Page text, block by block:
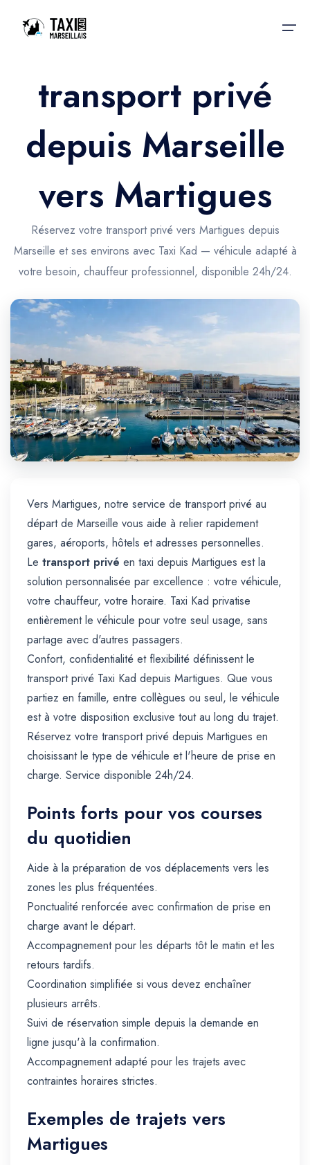
Accueil
Nos services
Nos services
Trajet Gare SNCF
Trajet Port croisière
Trajet Séminaire
Trajet Santé
Trajet Longue Distance
Taxis aéroport
Réservation
Actualités & évènements
Contactez-nous
transport privé
depuis Marseille
vers Martigues
Réservez votre transport privé vers Martigues depuis
Marseille et ses environs avec Taxi Kad — véhicule adapté à
votre besoin, chauffeur professionnel, disponible 24h/24.
Vers Martigues, notre service de transport privé au
départ de Marseille vous aide à relier rapidement
gares, aéroports, hôtels et adresses personnelles.
Le transport privé en taxi depuis Martigues est la
solution personnalisée par excellence : votre véhicule,
votre chauffeur, votre horaire. Taxi Kad privatise
entièrement le véhicule pour votre seul usage, sans
partage avec d'autres passagers.
Confort, confidentialité et flexibilité définissent le
transport privé Taxi Kad depuis Martigues. Que vous
partiez en famille, entre collègues ou seul, le véhicule
est à votre disposition exclusive tout au long du trajet.
Réservez votre transport privé depuis Martigues en
choisissant le type de véhicule et l'heure de prise en
charge. Service disponible 24h/24.
Points forts pour vos courses
du quotidien
Aide à la préparation de vos déplacements vers les
zones les plus fréquentées.
Ponctualité renforcée avec confirmation de prise en
charge avant le départ.
Accompagnement pour les départs tôt le matin et les
retours tardifs.
Coordination simplifiée si vous devez enchaîner
plusieurs arrêts.
Suivi de réservation simple depuis la demande en
ligne jusqu'à la confirmation.
Accompagnement adapté pour les trajets avec
contraintes horaires strictes.
Exemples de trajets vers
Martigues